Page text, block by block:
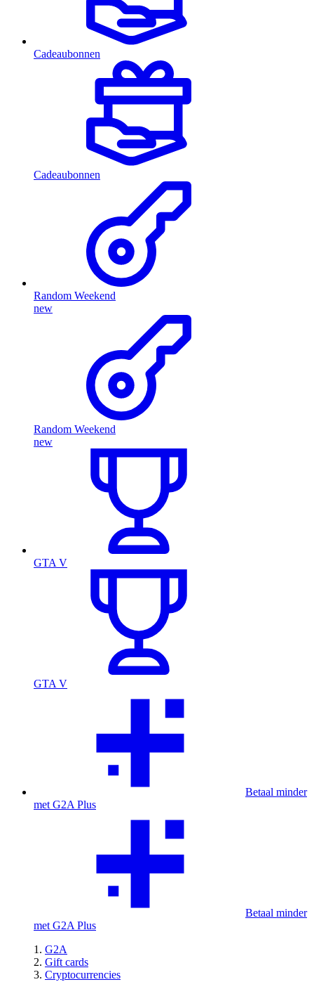
Cadeaubonnen
Cadeaubonnen
Random Weekend
new
Random Weekend
new
GTA V
GTA V
Betaal minder
met G2A Plus
Betaal minder
met G2A Plus
G2A
Gift cards
Cryptocurrencies